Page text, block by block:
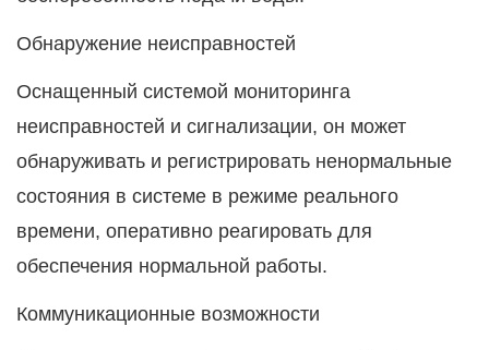
Обнаружение неисправностей
Оснащенный системой мониторинга
неисправностей и сигнализации, он может
обнаруживать и регистрировать ненормальные
состояния в системе в режиме реального
времени, оперативно реагировать для
обеспечения нормальной работы.
Коммуникационные возможности